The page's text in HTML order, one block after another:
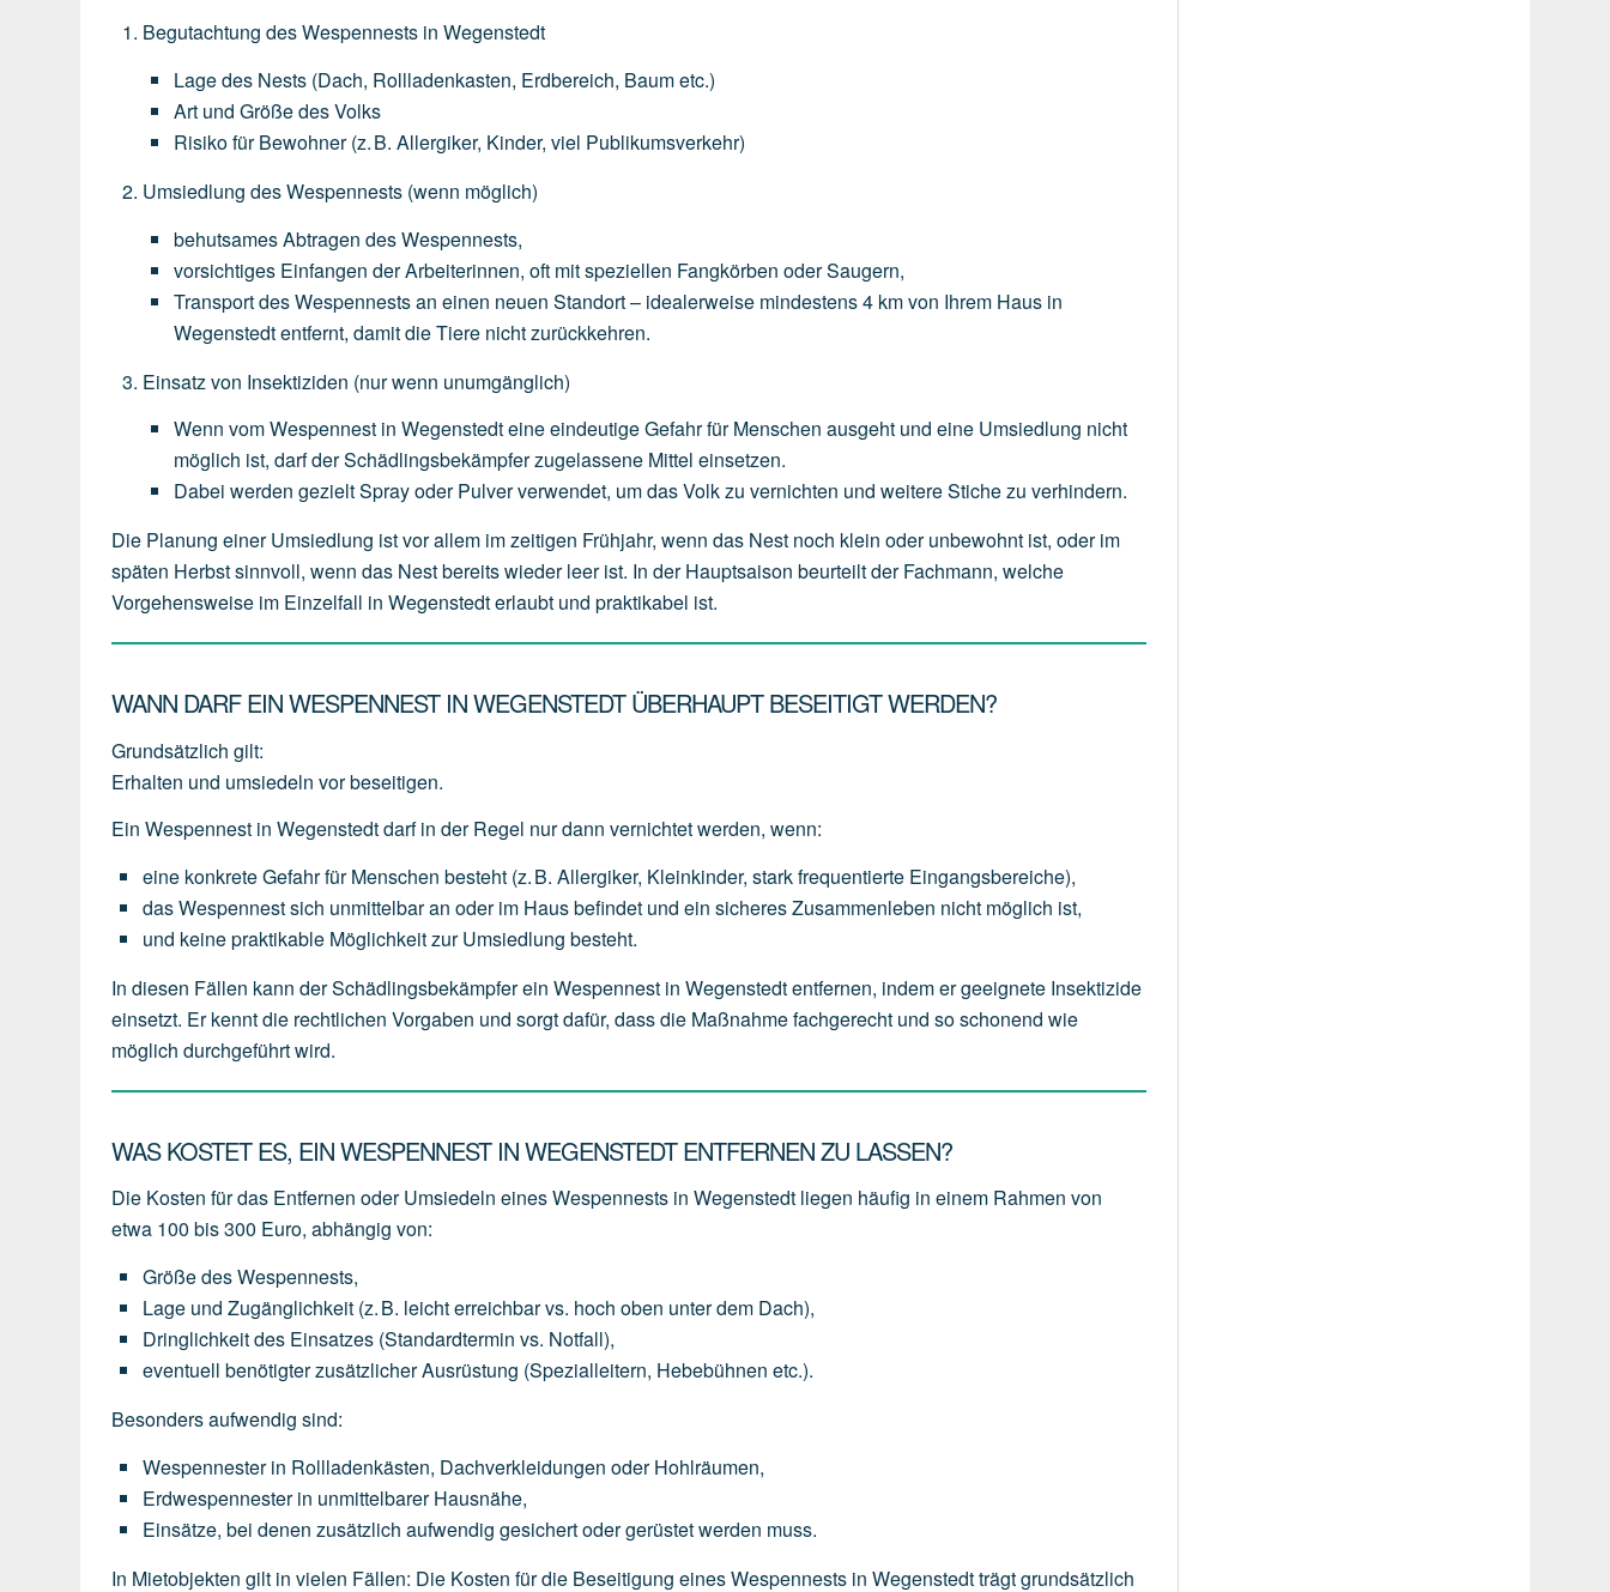
Begutachtung des Wespennests in Wegenstedt
Lagedes Nests (Dach, Rollladenkasten, Erdbereich, Baumetc.)
Art und GrößedesVolks
Risikofür Bewohner (z.B. Allergiker, Kinder, viel Publikumsverkehr)
Umsiedlung des Wespennests (wenn möglich)
behutsamesAbtragen desWespennests,
vorsichtiges Einfangen derArbeiterinnen, oft mitspeziellen Fangkörben oderSaugern,
TransportdesWespennestsan einen neuen Standort– idealerweise mindestens4 kmvon Ihrem Haus in
Wegenstedtentfernt, damitdieTiere nichtzurückkehren.
Einsatz von Insektiziden (nurwenn unumgänglich)
Wenn vomWespennest in WegenstedteineeindeutigeGefahrfür Menschen ausgeht und eine Umsiedlung nicht
möglich ist, darfderSchädlingsbekämpferzugelassene Mittel einsetzen.
Dabei werden gezieltSprayoder Pulververwendet, umdasVolkzu vernichten und weitereStichezu verhindern.
Die Planung einer Umsiedlung ist vor allem im zeitigen Frühjahr, wenn das Nest noch klein oder unbewohnt ist, oder im
späten Herbst sinnvoll, wenn das Nest bereits wieder leer ist. In der Hauptsaison beurteilt der Fachmann, welche
Vorgehensweise im Einzelfall in Wegenstedt erlaubt und praktikabel ist.
WANN DARF EIN WESPENNEST IN WEGENSTEDT ÜBERHAUPT BESEITIGT WERDEN?
Grundsätzlich gilt:
Erhalten und umsiedeln vor beseitigen.
Ein Wespennest in Wegenstedt darf in der Regel nur dann vernichtet werden, wenn:
eine konkrete Gefahr für Menschen besteht (z.B. Allergiker, Kleinkinder, starkfrequentierte Eingangsbereiche),
dasWespennestsich unmittelbar an oder im Hausbefindet und ein sicheresZusammenleben nicht möglich ist,
und keinepraktikable Möglichkeitzur Umsiedlung besteht.
In diesen Fällen kann der Schädlingsbekämpfer ein Wespennest in Wegenstedt entfernen, indem er geeignete Insektizide
einsetzt. Er kennt die rechtlichen Vorgaben und sorgt dafür, dass die Maßnahme fachgerecht und so schonend wie
möglich durchgeführt wird.
WAS KOSTET ES, EIN WESPENNEST IN WEGENSTEDT ENTFERNEN ZU LASSEN?
Die Kosten für das Entfernen oder Umsiedeln eines Wespennests in Wegenstedt liegen häufig in einem Rahmen von
etwa 100 bis 300 Euro, abhängig von:
Größe des Wespennests,
Lage und Zugänglichkeit (z.B. leichterreichbarvs. hoch oben unterdem Dach),
Dringlichkeit des Einsatzes (Standardtermin vs. Notfall),
eventuell benötigterzusätzlicher Ausrüstung (Spezialleitern, Hebebühnen etc.).
Besonders aufwendig sind:
Wespennester in Rollladenkästen, Dachverkleidungen oder Hohlräumen,
Erdwespennester in unmittelbarer Hausnähe,
Einsätze, bei denen zusätzlich aufwendig gesichertodergerüstetwerden muss.
In Mietobjekten gilt in vielen Fällen: Die Kosten für die Beseitigung eines Wespennests in Wegenstedt trägt grundsätzlich